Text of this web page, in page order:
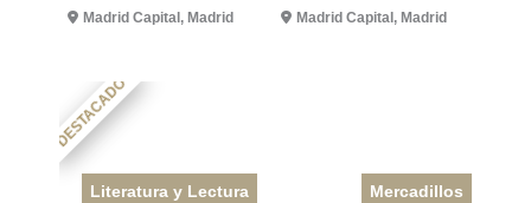
Madrid Capital, Madrid Madrid Capital, Madrid
DESTACADO
Literatura y Lectura Mercadillos